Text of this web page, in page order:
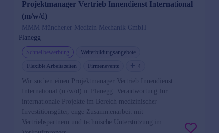
Projektmanager Vertrieb Innendienst International
(m/w/d)
MMM Münchener Medizin Mechanik GmbH
Planegg
Schnellbewerbung
Weiterbildungsangebote
Flexible Arbeitszeiten
Firmenevents 4
Wir suchen einen Projektmanager Vertrieb Innendienst
International (m/w/d) in Planegg. Verantwortung für
internationale Projekte im Bereich medizinischer
Investitionsgüter, enge Zusammenarbeit mit
Vertriebspartnern und technische Unterstützung im